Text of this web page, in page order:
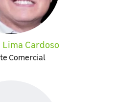
Cardoso
Comercial